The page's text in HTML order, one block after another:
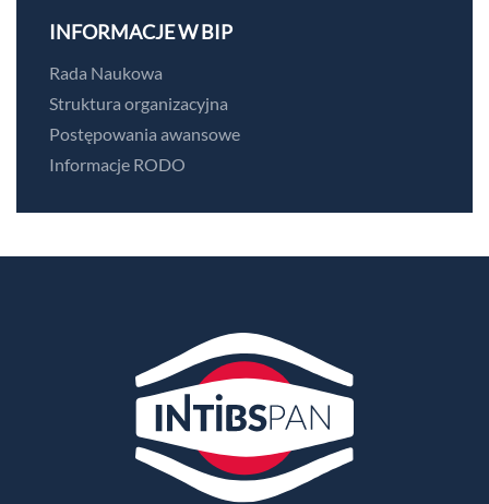
INFORMACJE W BIP
Rada Naukowa
Struktura organizacyjna
Postępowania awansowe
Informacje RODO